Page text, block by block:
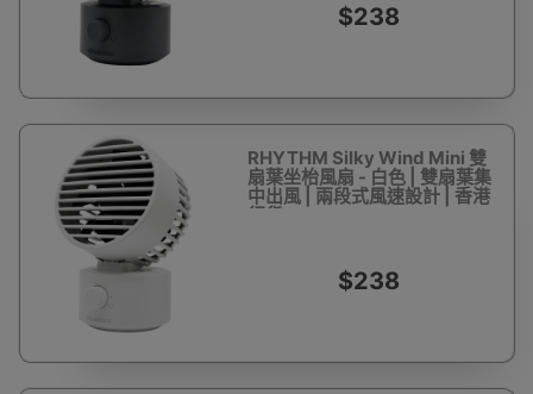
$238
RHYTHM Silky Wind Mini 雙
扇葉坐枱風扇 - 白色 | 雙扇葉集
中出風 | 兩段式風速設計 | 香港
行貨
$238